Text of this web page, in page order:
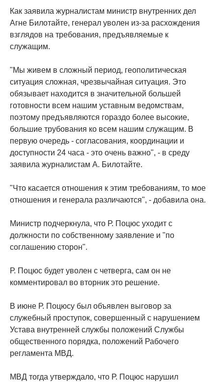
Как заявила журналистам министр внутренних дел
Агне Билотайте, генерал уволен из-за расхождения
взглядов на требования, предъявляемые к
служащим.
"Мы живем в сложный период, геополитическая
ситуация сложная, чрезвычайная ситуация. Это
обязывает находится в значительной большей
готовности всем нашим уставным ведомствам,
поэтому предъявляются гораздо более высокие,
большие трубования ко всем нашим служащим. В
первую очередь - согласования, координации и
доступности 24 часа - это очень важно", - в среду
заявила журналистам А. Билотайте.
"Что касается отношения к этим требованиям, то мое
отношения и генерала различаются", - добавила она.
Министр подчеркнула, что Р. Поцюс уходит с
должности по собственному заявление и "по
соглашению сторон".
Р. Поцюс будет уволен с четверга, сам он не
комментировал во вторник это решение.
В июне Р. Поцюсу был объявлен выговор за
служебный проступок, совершенный с нарушением
Устава внутренней службы положений Службы
общественного порядка, положений Рабочего
регламента МВД.
МВД тогда утверждало, что Р. Поцюс нарушил